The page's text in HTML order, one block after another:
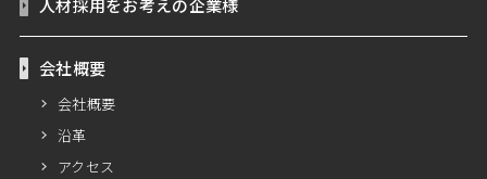
人材採用をお考えの企業様
会社概要
会社概要
沿革
アクセス